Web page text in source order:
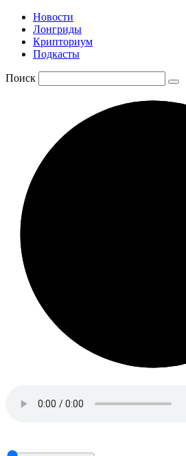
Новости
Лонгриды
Крипториум
Подкасты
Поиск